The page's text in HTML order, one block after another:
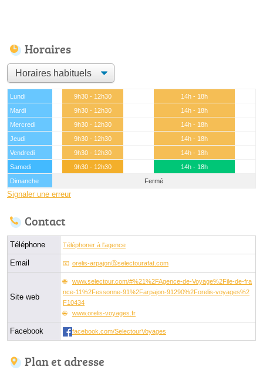
Horaires
Lundi 9h30 - 12h30
14h - 18h
Mardi
9h30 - 12h30
14h - 18h
Mercredi
9h30 - 12h30
14h - 18h
Jeudi
9h30 - 12h30
14h - 18h
Vendredi
9h30 - 12h30
14h - 18h
Samedi
9h30 - 12h30
14h - 18h
Dimanche
Fermé
Signaler une erreur
Contact
Téléphone Téléphoner à l'agence
Email orelis-arpajonⓐselectourafat.com
Site web
www.selectour.com/#%21%2FAgence-de-Voyage%2File-de-fra
nce-11%2Fessonne-91%2Farpajon-91290%2Forelis-voyages%2
F10434
www.orelis-voyages.fr
Facebook facebook.com/SelectourVoyages
Plan et adresse